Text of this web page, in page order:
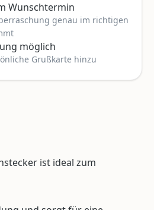
Wunschtermin
genau im richtigen
möglich
Grußkarte hinzu
ist ideal zum